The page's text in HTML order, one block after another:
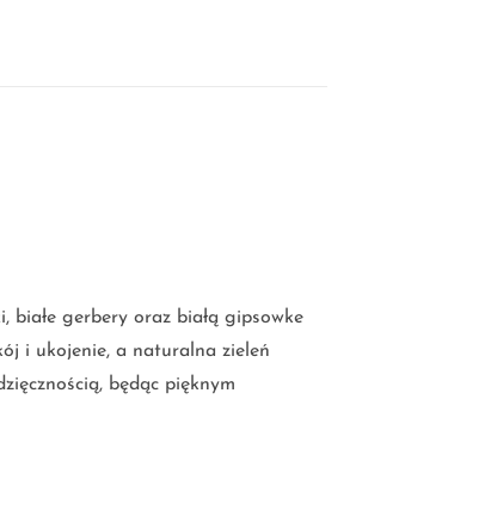
białe gerbery oraz białą gipsowke
i ukojenie, a naturalna zieleń
będąc pięknym